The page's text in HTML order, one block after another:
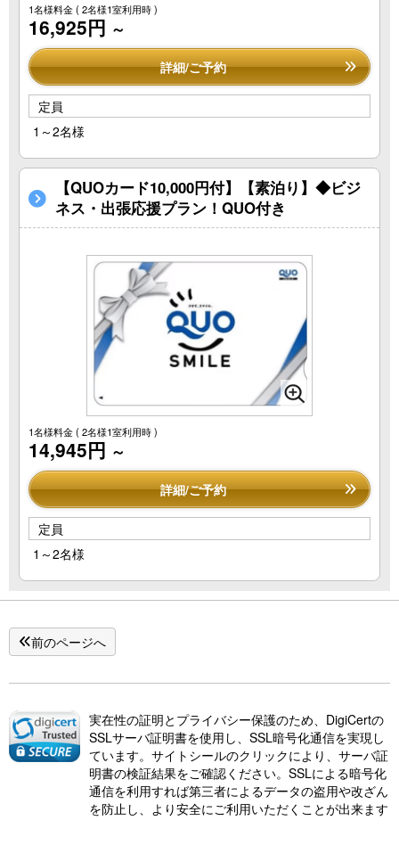
1名様料金( 2名様1室利用時 )
16,925円 ～
詳細/ご予約
定員
1～2名様
【QUOカード10,000円付】【素泊り】◆ビジ
ネス・出張応援プラン！QUO付き
1名様料金( 2名様1室利用時 )
14,945円 ～
詳細/ご予約
定員
1～2名様
前のページへ
実在性の証明とプライバシー保護のため、DigiCertの
SSLサーバ証明書を使用し、SSL暗号化通信を実現し
ています。サイトシールのクリックにより、サーバ証
明書の検証結果をご確認ください。SSLによる暗号化
通信を利用すれば第三者によるデータの盗用や改ざん
を防止し、より安全にご利用いただくことが出来ます